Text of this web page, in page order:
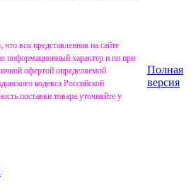
вся представленная на сайте
информационный характер и ни при
офертой определяемой
кодекса Российской
поставки товара уточняйте у
Полная
версия